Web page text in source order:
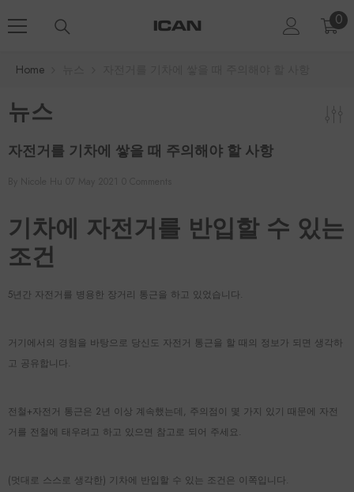
Skip To Content 00
Home
뉴스
자전거를 기차에 쌓을 때 주의해야 할 사항
기차에 자전거를 반입할 수 있는
조건
5년간 자전거를 병용한 장거리 통근을 하고 있었습니다.
거기에서의 경험을 바탕으로 당신도 자전거 통근을 할 때의 정보가 되면 생각하
고 공유합니다.
전철+자전거 통근은 2년 이상 계속했는데, 주의점이 몇 가지 있기 때문에 자전
거를 전철에 태우려고 하고 있으면 참고로 되어 주세요.
(멋대로 스스로 생각한) 기차에 반입할 수 있는 조건은 이쪽입니다.